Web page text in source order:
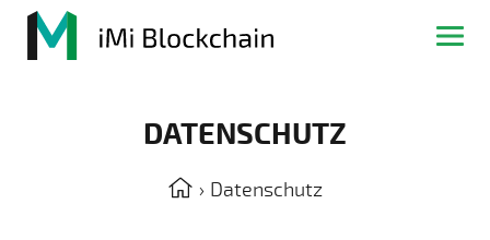
DATENSCHUTZ
› Datenschutz